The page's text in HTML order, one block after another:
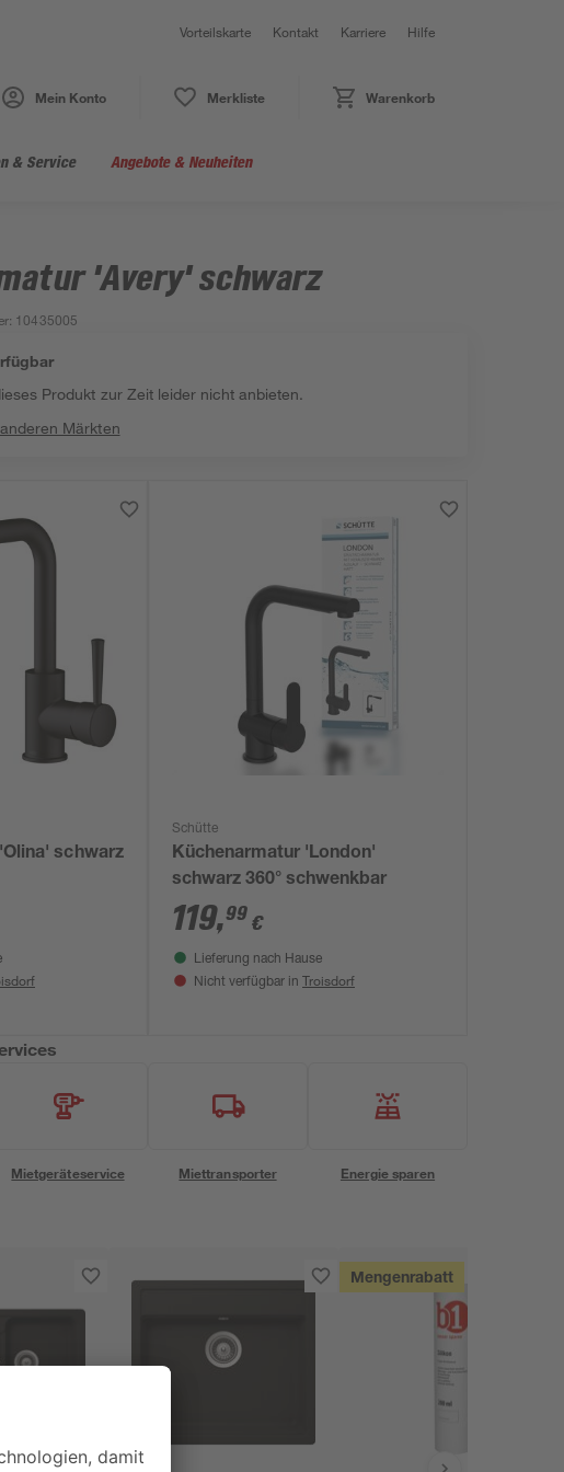
Vorteilskarte Kontakt Karriere Hilfe
Mein Konto Merkliste Warenkorb
& Service Angebote & Neuheiten
'Avery' schwarz
: 10435005
Produkt zur Zeit leider nicht anbieten.
Märkten
schwarz
Schütte
Küchenarmatur 'London'
schwarz 360° schwenkbar
119,99 €
Lieferung nach Hause
Nicht verfügbar in Troisdorf
Mietgeräteservice Miettransporter Energie sparen
Mengenrabatt